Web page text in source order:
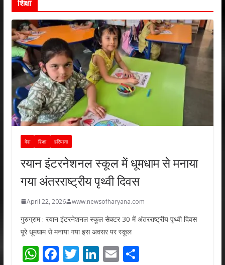
शिक्षा
देश शिक्षा हरियाणा
रयान इंटरनेशनल स्कूल में धूमधाम से मनाया
गया अंतरराष्ट्रीय पृथ्वी दिवस
April 22, 2026 www.newsofharyana.com
गुरुग्राम : रयान इंटरनेशनल स्कूल सेक्टर 30 में अंतरराष्ट्रीय पृथ्वी दिवस
पूरे धूमधाम से मनाया गया इस अवसर पर स्कूल
W F T Li E S